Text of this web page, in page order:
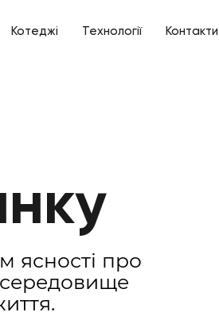
Котеджі Технології Контакти
ясності про